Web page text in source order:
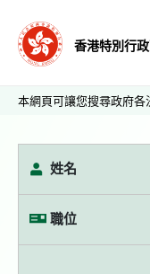
香港特別行
本網頁可讓您搜尋政府
姓名
職位